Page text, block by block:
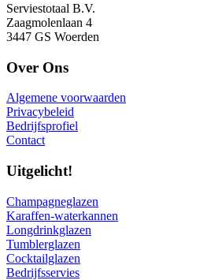
Serviestotaal B.V.
Zaagmolenlaan 4
3447 GS Woerden
Over Ons
Algemene voorwaarden
Privacybeleid
Bedrijfsprofiel
Contact
Uitgelicht!
Champagneglazen
Karaffen-waterkannen
Longdrinkglazen
Tumblerglazen
Cocktailglazen
Bedrijfsservies